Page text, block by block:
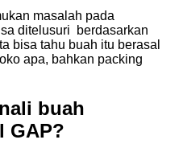
masalah pada
ditelusuri berdasarkan
bisa tahu buah itu berasal
apa, bahkan packing
buah
GAP?